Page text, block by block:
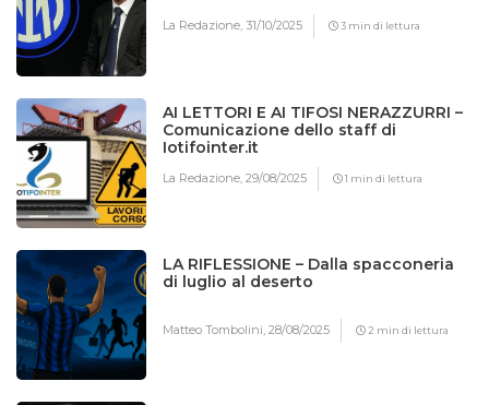
La Redazione,31/10/2025 3 min di lettura
AI LETTORI E AI TIFOSI NERAZZURRI –
Comunicazione dello staff di
Iotifointer.it
La Redazione,29/08/2025 1 min di lettura
LA RIFLESSIONE – Dalla spacconeria
di luglio al deserto
Matteo Tombolini,28/08/2025 2 min di lettura